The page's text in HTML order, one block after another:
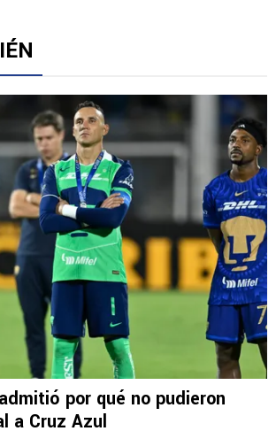
por qué no pudieron
a Cruz Azul